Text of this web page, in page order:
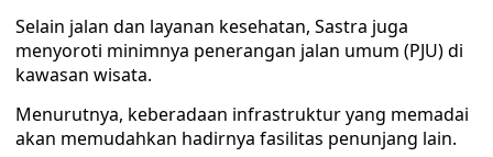
Selain jalan dan layanan kesehatan, Sastra juga
menyoroti minimnya penerangan jalan umum (PJU) di
kawasan wisata.
Menurutnya, keberadaan infrastruktur yang memadai
akan memudahkan hadirnya fasilitas penunjang lain.